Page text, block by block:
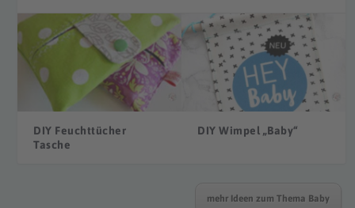
DIY Feuchttücher
Tasche
DIY Wimpel „Baby“
mehr Ideen zum Thema Baby